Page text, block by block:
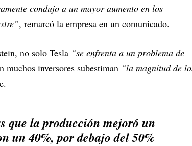
condujo a un mayor aumento en los
, remarcó la empresa en un comunicado.
no solo Tesla “se enfrenta a un problema de
muchos inversores subestiman “la magnitud de
que la producción mejoró un
un 40%, por debajo del 50%